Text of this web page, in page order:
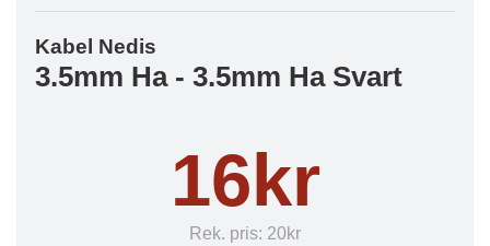
Kabel Nedis
3.5mm Ha - 3.5mm Ha Svart
16kr
Rek. pris: 20kr